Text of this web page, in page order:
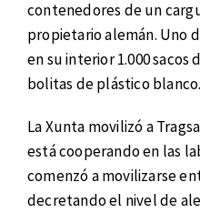
contenedores de un
propietario alemán. Uno
en su interior 1.000 sacos
bolitas de plástico blanco.
La Xunta movilizó a
está cooperando en las
comenzó a movilizarse
decretando el nivel de